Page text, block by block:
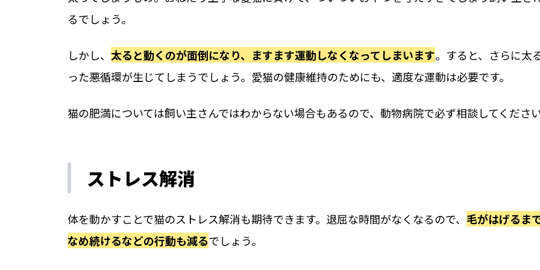
るでしょう。
しかし、 太ると動くのが面倒になり、ますます運動しなくなってしまいます。すると、さらに太
った悪循環が生じてしまうでしょう。愛猫の健康維持のためにも、適度な運動は必要です。
猫の肥満については飼い主さんではわからない場合もあるので、動物病院で必ず相談してください
ストレス解消
体を動かすことで猫のストレス解消も期待できます。退屈な時間がなくなるので、 毛がはげるま
なめ続けるなどの行動も減るでしょう。